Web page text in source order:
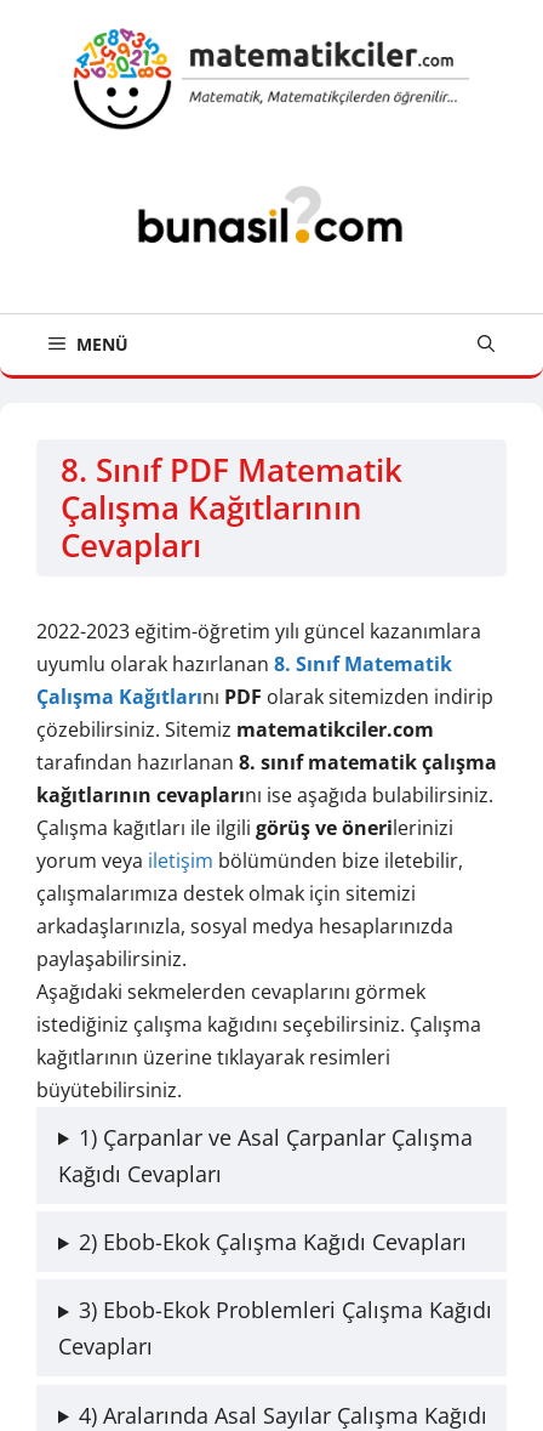
MENÜ
8. Sınıf PDF Matematik
Çalışma Kağıtlarının
Cevapları
2022-2023 eğitim-öğretim yılı güncel kazanımlara
uyumlu olarak hazırlanan 8. Sınıf Matematik
Çalışma Kağıtlarını PDF olarak sitemizden indirip
çözebilirsiniz. Sitemiz matematikciler.com
tarafından hazırlanan 8. sınıf matematik çalışma
kağıtlarının cevaplarını ise aşağıda bulabilirsiniz.
Çalışma kağıtları ile ilgili görüş ve önerilerinizi
yorum veya iletişim bölümünden bize iletebilir,
çalışmalarımıza destek olmak için sitemizi
arkadaşlarınızla, sosyal medya hesaplarınızda
paylaşabilirsiniz.
Aşağıdaki sekmelerden cevaplarını görmek
istediğiniz çalışma kağıdını seçebilirsiniz. Çalışma
kağıtlarının üzerine tıklayarak resimleri
büyütebilirsiniz.
1) Çarpanlar ve Asal Çarpanlar Çalışma
Kağıdı Cevapları
2) Ebob-Ekok Çalışma Kağıdı Cevapları
3) Ebob-Ekok Problemleri Çalışma Kağıdı
Cevapları
4) Aralarında Asal Sayılar Çalışma Kağıdı